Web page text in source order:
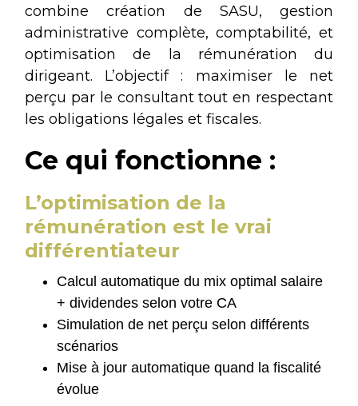
combine création de SASU, gestion
administrative complète, comptabilité, et
optimisation de la rémunération du
dirigeant. L’objectif : maximiser le net
perçu par le consultant tout en respectant
les obligations légales et fiscales.
Ce qui fonctionne :
L’optimisation de la
rémunération est le vrai
différentiateur
Calcul automatique du mix optimal salaire
+ dividendes selon votre CA
Simulation de net perçu selon différents
scénarios
Mise à jour automatique quand la fiscalité
évolue